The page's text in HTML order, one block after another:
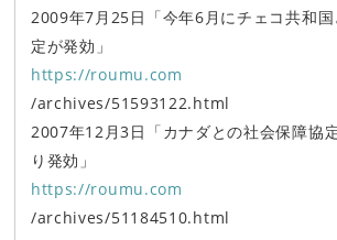
2009年7月25日「今年6月にチェコ共和国
定が発効」
https://roumu.com
/archives/51593122.html
2007年12月3日「カナダとの社会保障協
り発効」
https://roumu.com
/archives/51184510.html